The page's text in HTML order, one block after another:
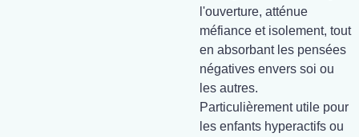
l'ouverture, atténue
méfiance et isolement, tout
en absorbant les pensées
négatives envers soi ou
les autres.
Particulièrement utile pour
les enfants hyperactifs ou